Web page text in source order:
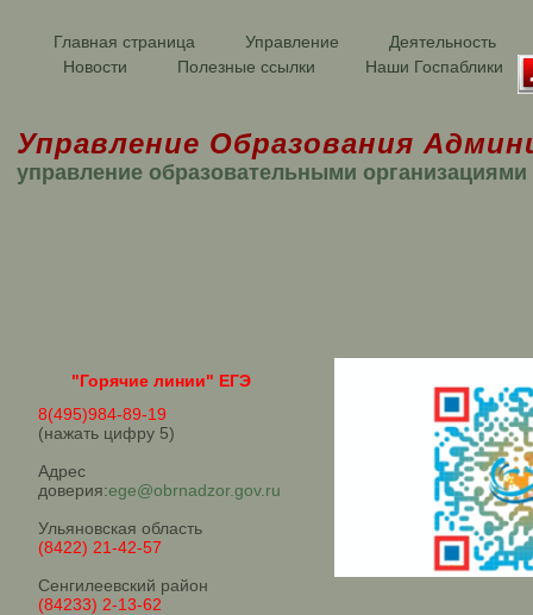
Главная страница Управление
Деятельность
Новости
Полезные ссылки Наши Госпаблики
Управление Образования
управление образовательными организациями
"Горячие линии" ЕГЭ
8(495)984-89-19
(нажать цифру 5)
Адрес
доверия:ege@obrnadzor.gov.ru
Ульяновская область
(8422) 21-42-57
Сенгилеевский район
(84233) 2-13-62